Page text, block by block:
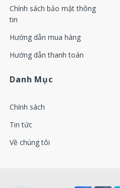
Cảm biến máy nén khí Atlas
Cảm biến máy nén khí Atlas
Cảm biến máy nén khí Atlas
Cảm biến máy nén khí Atlas
Cảm biến máy nén khí Atlas
Cảm biến máy nén khí Atlas
Chính sách bảo mật thông
tin
Hướng dẫn mua hàng
Hướng dẫn thanh toán
Danh Mục
Chính sách
Tin tức
Về chúng tôi